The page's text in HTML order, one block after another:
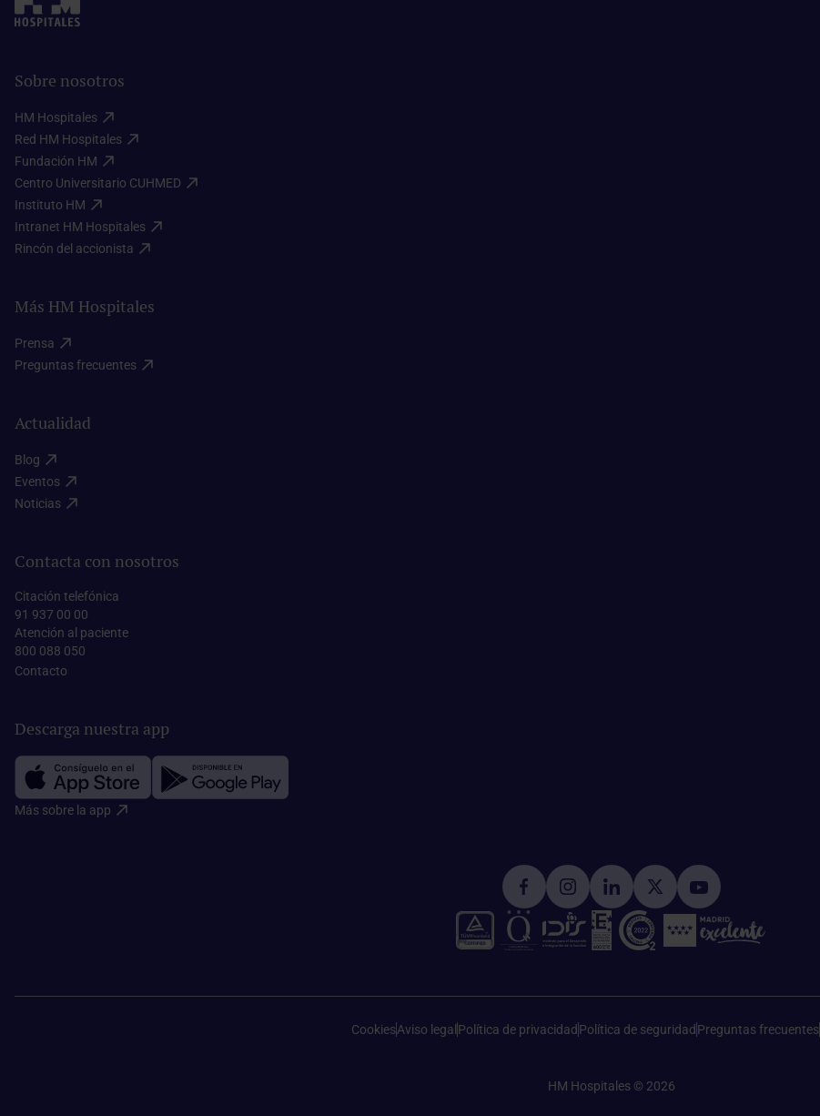
Sobre nosotros
HM Hospitales​
Red HM Hospitales​
Fundación HM​
Centro Universitario CUHMED​
Instituto HM​
Intranet HM Hospitales​
Rincón del accionista​
Más HM Hospitales
Prensa​
Preguntas frecuentes​
Actualidad
Blog​
Eventos​
Noticias​
Contacta con nosotros
Citación telefónica
91 937 00 00
Atención al paciente
800 088 050
Contacto​
Descarga nuestra app
Más sobre la app​
CookiesAviso legal Política de privacidad Política de seguridad Preguntas frecuentes
HM Hospitales © 2026